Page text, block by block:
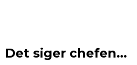
Det siger chefen…